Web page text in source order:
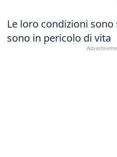
Le loro condizioni
sono in pericolo di vita